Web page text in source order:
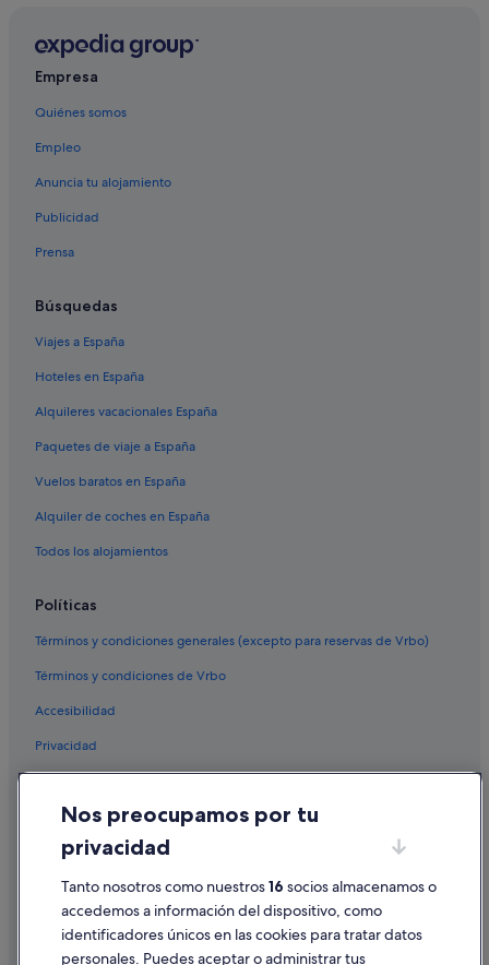
Empresa
Quiénes somos
Empleo
Anuncia tu alojamiento
Publicidad
Prensa
Búsquedas
Viajes a España
Hoteles en España
Alquileres vacacionales España
Paquetes de viaje a España
Vuelos baratos en España
Alquiler de coches en España
Todos los alojamientos
Políticas
Términos y condiciones generales (excepto para reservas de Vrbo)
Términos y condiciones de Vrbo
Accesibilidad
Privacidad
Condiciones de uso
Información legal/contacto
Pautas sobre el contenido y cómo denunciar contenido
Ayuda
Nos preocupamos por tu
privacidad
Tanto nosotros como nuestros16 socios almacenamos o
accedemos a información del dispositivo, como
identificadores únicos en las cookies para tratar datos
personales. Puedes aceptar o administrar tus